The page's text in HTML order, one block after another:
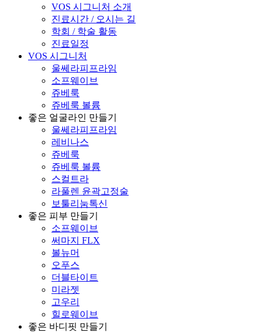
VOS 시그니처 소개
진료시간 / 오시는 길
학회 / 학술 활동
진료일정
VOS 시그니처
울쎄라피프라임
소프웨이브
쥬베룩
쥬베룩 볼륨
좋은 얼굴라인 만들기
울쎄라피프라임
레비나스
쥬베룩
쥬베룩 볼륨
스컬트라
라풀렌 윤곽고정술
보툴리눔톡신
좋은 피부 만들기
소프웨이브
써마지 FLX
볼뉴머
오푸스
더블타이트
미라젯
고우리
힐로웨이브
좋은 바디핏 만들기